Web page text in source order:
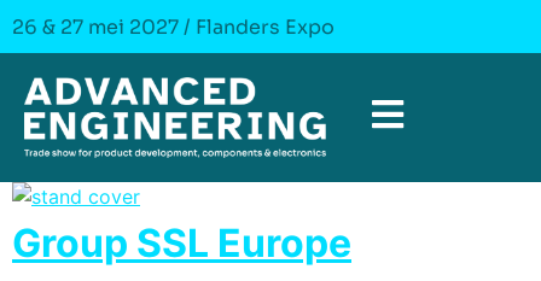
26 & 27 mei 2027 / Flanders Expo
Group SSL Europe